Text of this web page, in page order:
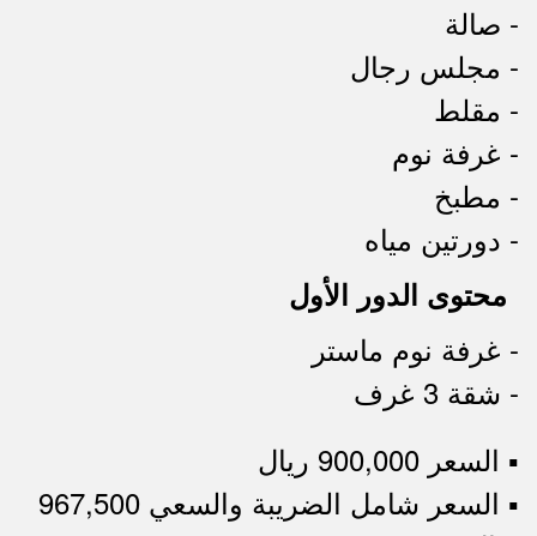
- صالة
- مجلس رجال
- مقلط
- غرفة نوم
- مطبخ
- دورتين مياه
محتوى الدور الأول
- غرفة نوم ماستر
- شقة 3 غرف
▪︎ السعر 900,000 ريال
▪︎ السعر شامل الضريبة والسعي 967,500